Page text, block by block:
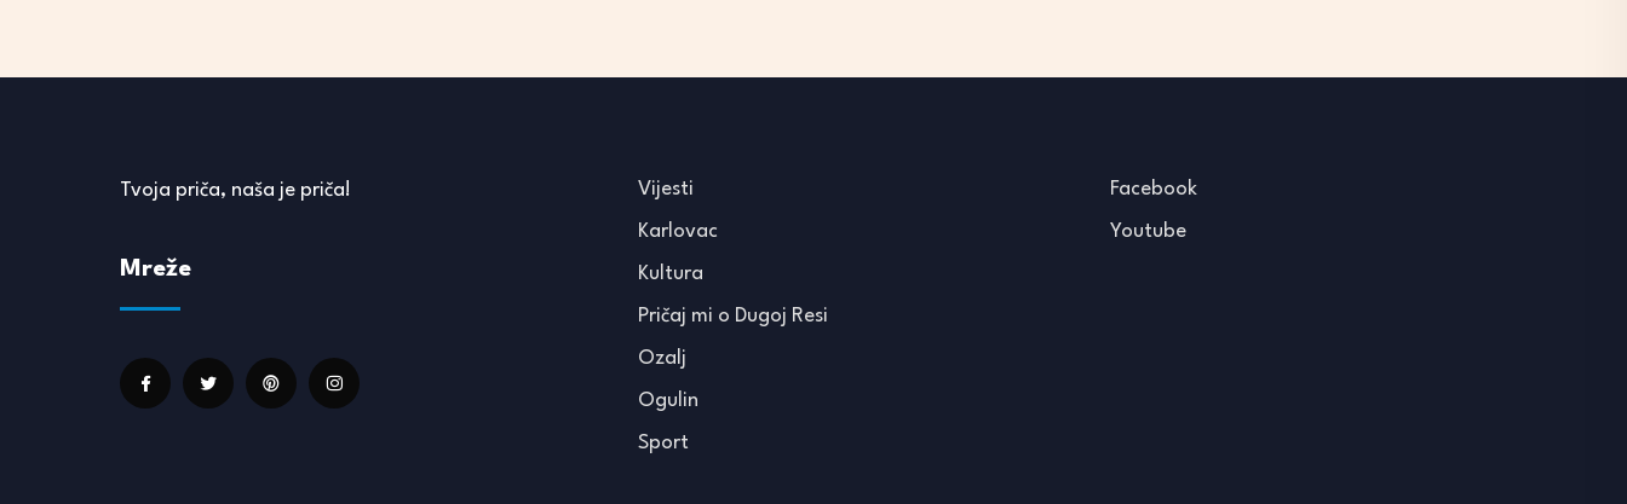
Tvoja priča, naša je priča!
Mreže
Vijesti
Karlovac
Kultura
Pričaj mi o Dugoj Resi
Ozalj
Ogulin
Sport
Facebook
Youtube